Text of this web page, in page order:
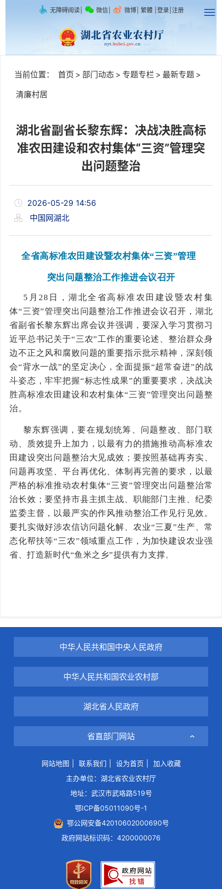
无障碍阅读 微信 微博 繁體 登录 注册
当前位置： 首页 > 部门动态 > 专题专栏 > 最新专题 >
清廉村居
湖北省副省长黎东辉：决战决胜高标
准农田建设和农村集体“三资”管理突
出问题整治
2026-05-29 14:56
中国网湖北
全省高标准农田建设暨农村集体“三资”管理
突出问题整治工作推进会议召开
5月28日，湖北全省高标准农田建设暨农村集
体“三资”管理突出问题整治工作推进会议召开，湖北
省副省长黎东辉出席会议并强调，要深入学习贯彻习
近平总书记关于“三农”工作的重要论述、整治群众身
边不正之风和腐败问题的重要指示批示精神，深刻领
会“背水一战”的坚定决心，全面提振“超常奋进”的战
斗姿态，牢牢把握“标志性成果”的重要要求，决战决
胜高标准农田建设和农村集体“三资”管理突出问题整
治。
黎东辉强调，要在规划统筹、问题整改、部门联
动、质效提升上加力，以最有力的措施推动高标准农
田建设突出问题整治大见成效；要按照基础再夯实、
问题再攻坚、平台再优化、体制再完善的要求，以最
严格的标准推动农村集体“三资”管理突出问题整治常
治长效；要坚持市县主抓主战、职能部门主推、纪委
监委主督，以最严实的作风推动整治工作见行见效。
要扎实做好涉农信访问题化解、农业“三夏”生产、常
态化帮扶等“三农”领域重点工作，为加快建设农业强
省、打造新时代“鱼米之乡”提供有力支撑 。
中华人民共和国中央人民政府
中华人民共和国农业农村部
湖北省人民政府
省直部门网站
网站地图 联系我们 设为首页
加入收藏
主办单位：湖北省农业农村厅
地址：武汉市武珞路519号
鄂ICP备05011090号-1
鄂公网安备42010602000690号
政府网站标识码：4200000076